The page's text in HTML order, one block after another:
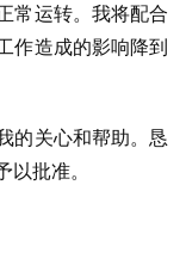
常运转。我将配合
作造成的影响降到
的关心和帮助。恳
批准。